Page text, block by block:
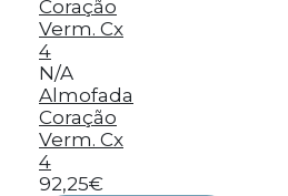
N/A
Almofada
Coração
Verm. Cx
4
92,25€